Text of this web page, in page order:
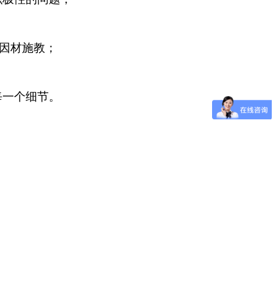
材施教；
个细节。